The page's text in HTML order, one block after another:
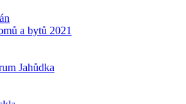
a bytů 2021
Jahůdka